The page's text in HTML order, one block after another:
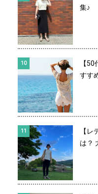
集♪
【
すす
【
は？